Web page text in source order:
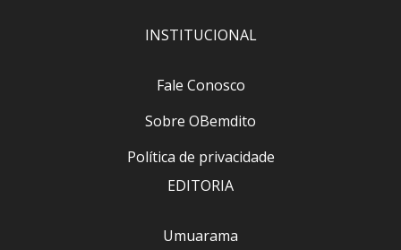
INSTITUCIONAL
Fale Conosco
Sobre OBemdito
Política de privacidade
EDITORIA
Umuarama